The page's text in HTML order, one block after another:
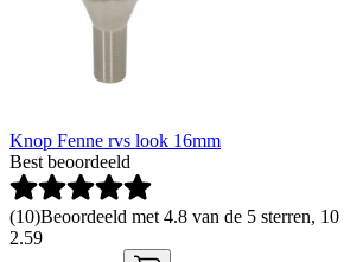
Knop Fenne rvs look 16mm
Best beoordeeld
(10)Beoordeeld met 4.8 van de 5 sterren,
2.59